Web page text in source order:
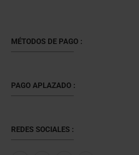
MÉTODOS DE PAGO :
PAGO APLAZADO :
REDES SOCIALES :